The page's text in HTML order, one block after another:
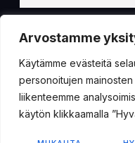
Arvostamme
Käytämme evästeitä
personoitujen
liikenteemme
käytön klikkaamalla
Designed &